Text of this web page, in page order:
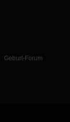
Geburt-Forum